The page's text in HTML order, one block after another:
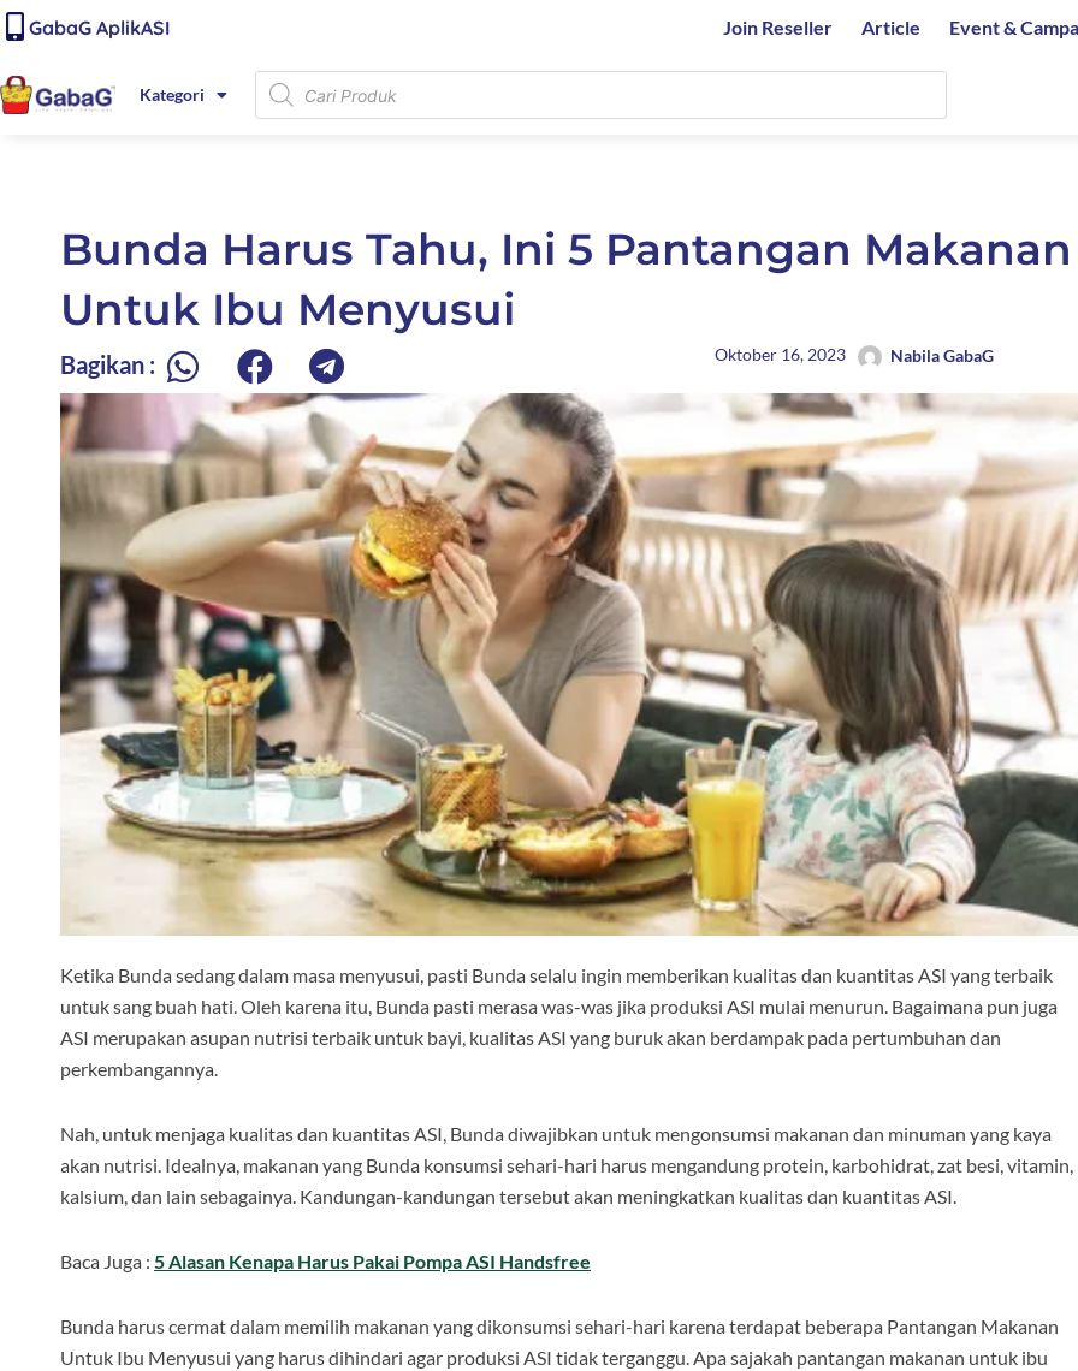
content
Lewati
ke
konten
GabaG AplikASI Join Reseller Article Event &
Kategori
Products
search
Bunda Harus Tahu, Ini 5 Pantangan Makanan
Untuk Ibu Menyusui
Bagikan : Oktober 16, 2023 Nabila GabaG
Ketika Bunda sedang dalam masa menyusui, pasti Bunda selalu ingin memberikan kualitas dan kuantitas ASI yang terbaik
untuk sang buah hati. Oleh karena itu, Bunda pasti merasa was-was jika produksi ASI mulai menurun. Bagaimana pun juga
ASI merupakan asupan nutrisi terbaik untuk bayi, kualitas ASI yang buruk akan berdampak pada pertumbuhan dan
perkembangannya.
Nah, untuk menjaga kualitas dan kuantitas ASI, Bunda diwajibkan untuk mengonsumsi makanan dan minuman yang kaya
akan nutrisi. Idealnya, makanan yang Bunda konsumsi sehari-hari harus mengandung protein, karbohidrat, zat besi, vitamin,
kalsium, dan lain sebagainya. Kandungan-kandungan tersebut akan meningkatkan kualitas dan kuantitas ASI.
Baca Juga : 5 Alasan Kenapa Harus Pakai Pompa ASI Handsfree
Bunda harus cermat dalam memilih makanan yang dikonsumsi sehari-hari karena terdapat beberapa Pantangan Makanan
Untuk Ibu Menyusui yang harus dihindari agar produksi ASI tidak terganggu. Apa sajakah pantangan makanan untuk ibu